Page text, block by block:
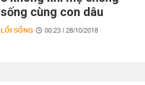
sống cùng con dâu
LỐI SỐNG 00:23 | 28/10/2018